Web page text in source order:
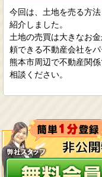
今回は、土地を売る方
紹介しました。
土地の売買は大きなお
頼できる不動産会社を
熊本市周辺で不動産関
相談ください。